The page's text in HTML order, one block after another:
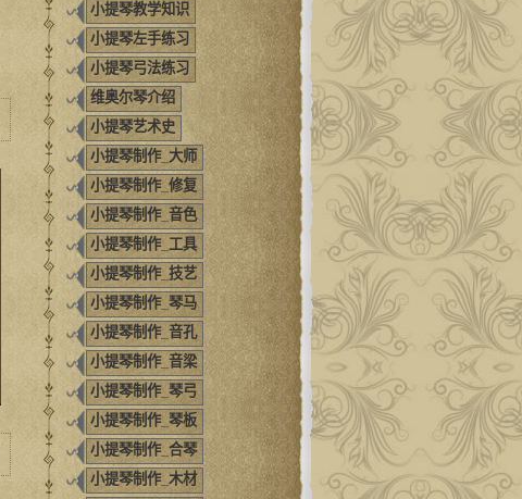
小提琴教学知识
小提琴左手练习
小提琴弓法练习
维奥尔琴介绍
小提琴艺术史
小提琴制作_大师
小提琴制作_修复
小提琴制作_音色
小提琴制作_工具
小提琴制作_技艺
小提琴制作_琴马
小提琴制作_音孔
小提琴制作_音梁
小提琴制作_琴弓
小提琴制作_琴板
小提琴制作_合琴
小提琴制作_木材